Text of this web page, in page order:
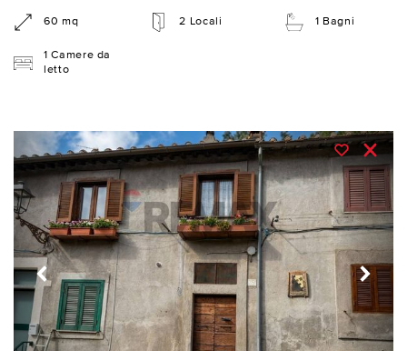
60 mq 2 Locali 1 Bagni
1 Camere da
letto